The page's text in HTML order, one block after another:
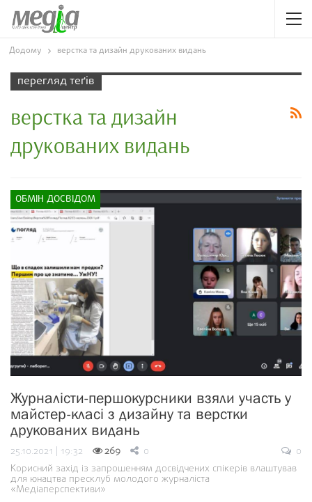
Додому верстка та дизайн друкованих видань
перегляд теґів
верстка та дизайн
друкованих видань
ОБМІН ДОСВІДОМ
Журналісти-першокурсники взяли участь у
майстер-класі з дизайну та верстки
друкованих видань
25.10.2021 | 19:32 269 0
0
Корисний захід із запрошенням досвідчених спікерів влаштував
для юнацтва пресклуб молодого журналіста
«Медіаперспективи»